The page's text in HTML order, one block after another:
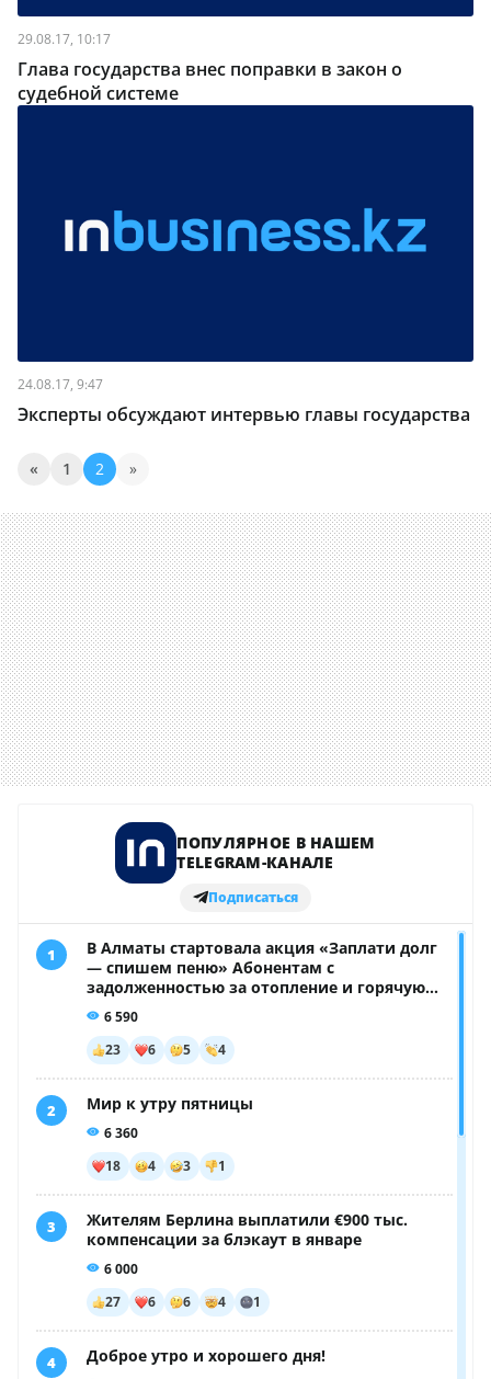
29.08.17, 10:17
Глава государства внес поправки в закон о
судебной системе
24.08.17, 9:47
Эксперты обсуждают интервью главы государства
« 1 2 »